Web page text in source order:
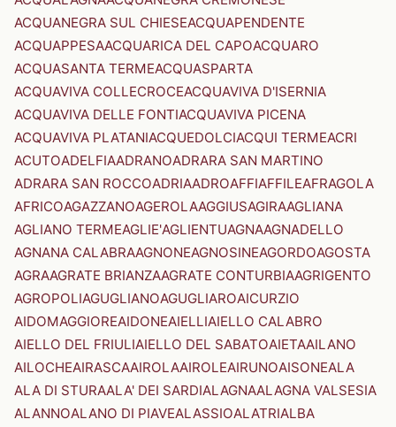
ACQUANEGRA SUL CHIESEACQUAPENDENTE
ACQUAPPESAACQUARICA DEL CAPOACQUARO
ACQUASANTA TERMEACQUASPARTA
ACQUAVIVA COLLECROCEACQUAVIVA D'ISERNIA
ACQUAVIVA DELLE FONTIACQUAVIVA PICENA
ACQUAVIVA PLATANIACQUEDOLCIACQUI TERMEACRI
ACUTOADELFIAADRANOADRARA SAN MARTINO
ADRARA SAN ROCCOADRIAADROAFFIAFFILEAFRAGOLA
AFRICOAGAZZANOAGEROLAAGGIUSAGIRAAGLIANA
AGLIANO TERMEAGLIE'AGLIENTUAGNAAGNADELLO
AGNANA CALABRAAGNONEAGNOSINEAGORDOAGOSTA
AGRAAGRATE BRIANZAAGRATE CONTURBIAAGRIGENTO
AGROPOLIAGUGLIANOAGUGLIAROAICURZIO
AIDOMAGGIOREAIDONEAIELLIAIELLO CALABRO
AIELLO DEL FRIULIAIELLO DEL SABATOAIETAAILANO
AILOCHEAIRASCAAIROLAAIROLEAIRUNOAISONEALA
ALA DI STURAALA' DEI SARDIALAGNAALAGNA VALSESIA
ALANNOALANO DI PIAVEALASSIOALATRIALBA